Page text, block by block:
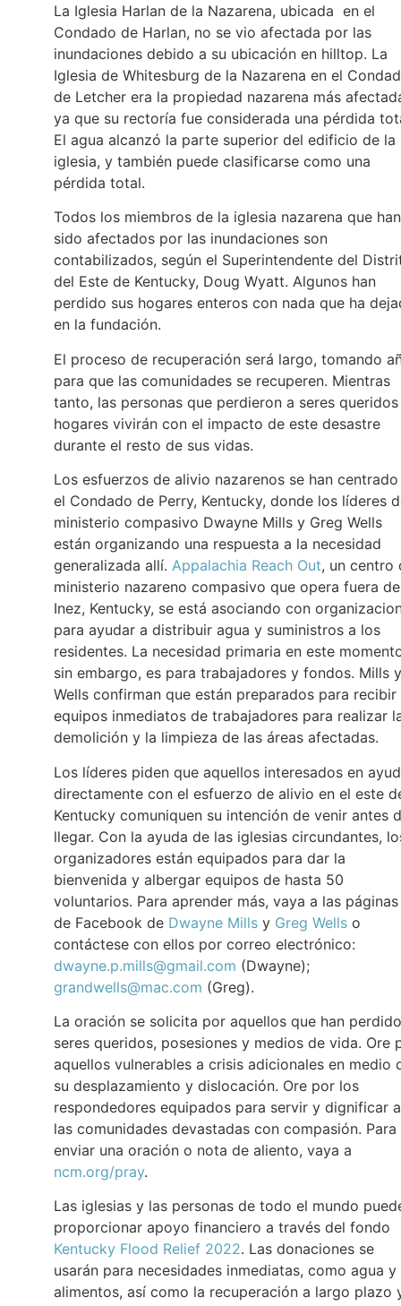
La Iglesia Harlan de la Nazarena, ubicada en el
Condado de Harlan, no se vio afectada por las
inundaciones debido a su ubicación en hilltop. La
Iglesia de Whitesburg de la Nazarena en el
de Letcher era la propiedad nazarena más
ya que su rectoría fue considerada una pérdida
El agua alcanzó la parte superior del edificio de la
iglesia, y también puede clasificarse como una
pérdida total.
Todos los miembros de la iglesia nazarena que han
sido afectados por las inundaciones son
contabilizados, según el Superintendente del
del Este de Kentucky, Doug Wyatt. Algunos han
perdido sus hogares enteros con nada que ha
en la fundación.
El proceso de recuperación será largo, tomando
para que las comunidades se recuperen. Mientras
tanto, las personas que perdieron a seres
hogares vivirán con el impacto de este desastre
durante el resto de sus vidas.
Los esfuerzos de alivio nazarenos se han centrado
el Condado de Perry, Kentucky, donde los líderes
ministerio compasivo Dwayne Mills y Greg Wells
están organizando una respuesta a la necesidad
generalizada allí. Appalachia Reach Out, un centro
ministerio nazareno compasivo que opera fuera de
Inez, Kentucky, se está asociando con
para ayudar a distribuir agua y suministros a los
residentes. La necesidad primaria en este
sin embargo, es para trabajadores y fondos. Mills y
Wells confirman que están preparados para recibir
equipos inmediatos de trabajadores para realizar
demolición y la limpieza de las áreas afectadas.
Los líderes piden que aquellos interesados en
directamente con el esfuerzo de alivio en el este
Kentucky comuniquen su intención de venir antes
llegar. Con la ayuda de las iglesias circundantes,
organizadores están equipados para dar la
bienvenida y albergar equipos de hasta 50
voluntarios. Para aprender más, vaya a las páginas
de Facebook de Dwayne Mills y Greg Wells o
contáctese con ellos por correo electrónico:
dwayne.p.mills@gmail.com (Dwayne);
grandwells@mac.com (Greg).
La oración se solicita por aquellos que han
seres queridos, posesiones y medios de vida. Ore
aquellos vulnerables a crisis adicionales en medio
su desplazamiento y dislocación. Ore por los
respondedores equipados para servir y dignificar a
las comunidades devastadas con compasión. Para
enviar una oración o nota de aliento, vaya a
ncm.org/pray.
Las iglesias y las personas de todo el mundo
proporcionar apoyo financiero a través del fondo
Kentucky Flood Relief 2022. Las donaciones se
usarán para necesidades inmediatas, como agua y
alimentos, así como la recuperación a largo plazo